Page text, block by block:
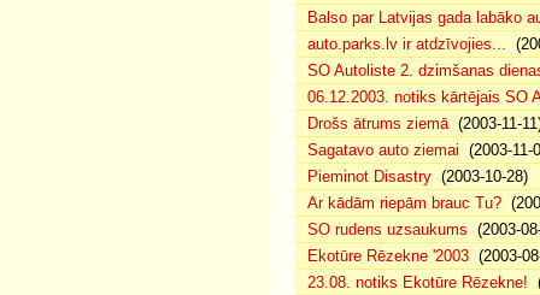
Balso par Latvijas gada labāko
auto.parks.lv ir atdzīvojies...
SO Autoliste 2. dzimšanas
06.12.2003. notiks kārtējais SO
Drošs ātrums ziemā(2003-11-
Sagatavo auto ziemai (2003-11-
Pieminot Disastry (2003-10-28)
Ar kādām riepām brauc Tu?
SO rudens uzsaukums (2003-
Ekotūre Rēzekne '2003 (2003-
23.08. notiks Ekotūre Rēzekne!